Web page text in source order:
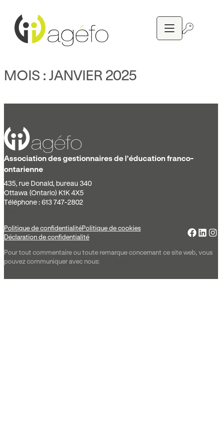
contenu
MOIS : JANVIER 2025
Association des gestionnaires de l’éducation franco-
ontarienne
435, rue Donald, bureau 340
Ottawa (Ontario) K1K 4X5
Téléphone : 613 747-2802
Politique de confidentialitéPolitique de cookies
Déclaration de confidentialité
Pour tout commentaire ou toute remarque concernant ce site web, vous
pouvez communiquer avec nous: